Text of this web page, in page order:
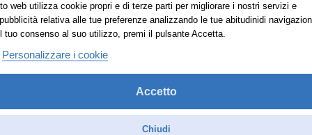
web utilizza cookie propri e di terze parti per migliorare i nostri servizi e
relativa alle tue preferenze analizzando le tue abitudinidi
tuo consenso al suo utilizzo, premi il pulsante Accetta.
Personalizzare i cookie
Accetto
Chiudi
Trovaci anche su: